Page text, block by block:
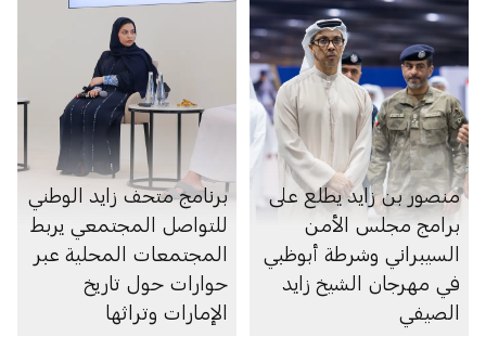
منصور بن زايد يطلع على
برامج مجلس الأمن
السيبراني وشرطة أبوظبي
في مهرجان الشيخ زايد
الصيفي
برنامج متحف زايد الوطني
للتواصل المجتمعي يربط
المجتمعات المحلية عبر
حوارات حول تاريخ
الإمارات وتراثها